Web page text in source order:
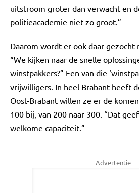
uitstroom groter dan verwacht en
politieacademie niet zo groot.”
Daarom wordt er ook daar gezocht
“We kijken naar de snelle
winstpakkers?” Een van die
vrijwilligers. In heel Brabant heeft
Oost-Brabant willen ze er de
100 bij, van 200 naar 300. “Dat
welkome capaciteit.”
Advertentie